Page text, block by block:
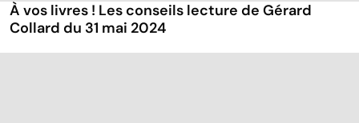
À vos livres ! Les conseils lecture de Gérard
Collard du 31 mai 2024